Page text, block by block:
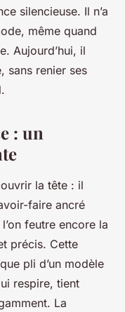
silencieuse. Il n’a
même quand
Aujourd’hui, il
sans renier ses
: un
la tête : il
faire ancré
feutre encore la
précis. Cette
pli d’un modèle
respire, tient
La